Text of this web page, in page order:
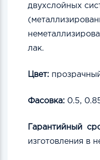
двухслойных
лак.
Цвет:
Фасовка: 0.5,
Гарантийный
изготовления в